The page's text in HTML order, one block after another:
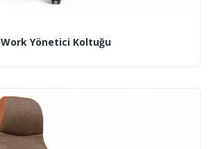
Work Yönetici Koltuğu